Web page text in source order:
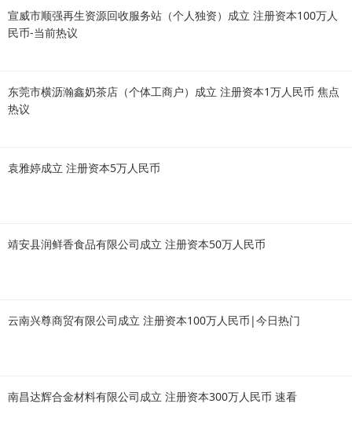
宣威市顺强再生资源回收服务站（个人独资）成立 注册资本100万人
民币-当前热议
东莞市横沥瀚鑫奶茶店（个体工商户）成立 注册资本1万人民币 焦点
热议
袁雅婷成立 注册资本5万人民币
靖安县润鲜香食品有限公司成立 注册资本50万人民币
云南兴尊商贸有限公司成立 注册资本100万人民币|今日热门
南昌达辉合金材料有限公司成立 注册资本300万人民币 速看